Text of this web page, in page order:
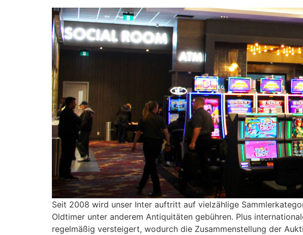
Seit 2008 wird unser Inter auftritt auf vielzählige
Oldtimer unter anderem Antiquitäten gebühren. Plus
regelmäßig versteigert, wodurch die Zusammenstellung der